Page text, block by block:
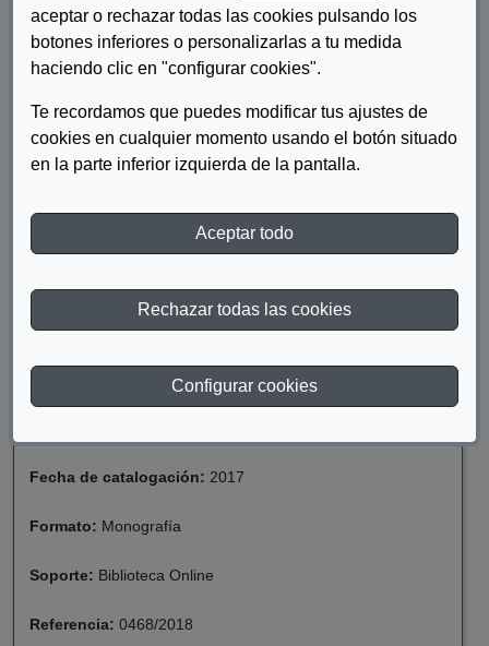
aceptar o rechazar todas las cookies pulsando los
botones inferiores o personalizarlas a tu medida
haciendo clic en "configurar cookies".
Te recordamos que puedes modificar tus ajustes de
cookies en cualquier momento usando el botón situado
en la parte inferior izquierda de la pantalla.
Aceptar todo
Rechazar todas las cookies
Configurar cookies
Descripcion:
Servimedia se ha convertido en una referencia para todos los
medios de comunicación, ha marcado una pauta, ha iniciado un
camino en la información social, y así nos lo reconocen las
diferentes instituciones públicas y privadas, que en veinte años
nos han concedido diferentes premios y reconocimientos. Pero,
paso más.
COMPROMISO DE LA INFORMACIÓN
Discapacidad
Fecha de catalogación: 2017
Formato: Monografía
Soporte: Biblioteca Online
Referencia: 0468/2018